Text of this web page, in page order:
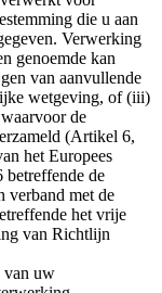
die u aan
Verwerking
genoemde kan
van aanvullende
wetgeving, of (iii)
de
(Artikel 6,
het Europees
betreffende de
verband met de
het vrije
van Richtlijn
van uw